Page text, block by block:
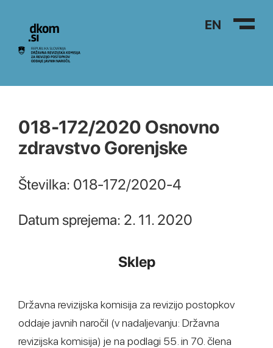
Na vsebino EN
018-172/2020 Osnovno
zdravstvo Gorenjske
Številka: 018-172/2020-4
Datum sprejema: 2. 11. 2020
Sklep
Državna revizijska komisija za revizijo postopkov
oddaje javnih naročil (v nadaljevanju: Državna
revizijska komisija) je na podlagi 55. in 70. člena